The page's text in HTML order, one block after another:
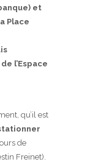
et
Place
l’Espace
qu’il est
de
Freinet).